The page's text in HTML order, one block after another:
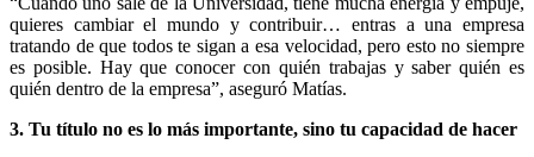
quieres cambiar el mundo y contribuir… entras a una empresa
tratando de que todos te sigan a esa velocidad, pero esto no siempre
es posible. Hay que conocer con quién trabajas y saber quién es
quién dentro de la empresa”, aseguró Matías.
3. Tu título no es lo más importante, sino tu capacidad de hacer